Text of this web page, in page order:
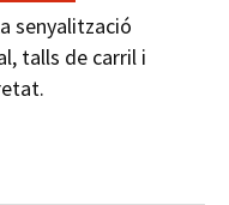
senyalització
talls de carril i